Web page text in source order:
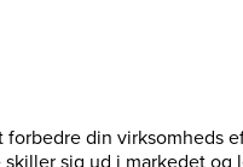
din